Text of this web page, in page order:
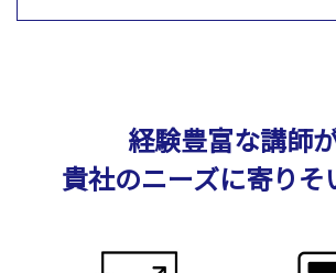
経験豊富な講師
貴社のニーズに寄りそ